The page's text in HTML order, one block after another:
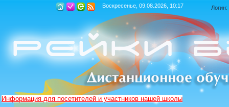
Воскресенье, 09.08.2026, 10:17 Логин:
Информация для посетителей и участников нашей школы